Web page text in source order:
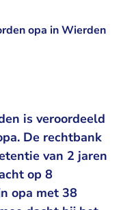
opa in Wierden
is veroordeeld
De rechtbank
van 2 jaren
op 8
opa met 38